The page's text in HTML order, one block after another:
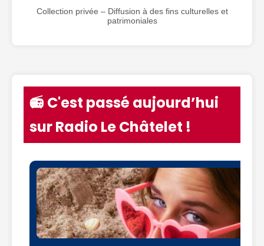
Collection privée – Diffusion à des fins culturelles et
patrimoniales
📻 C'est passé aujourd’hui
sur Radio Le Châtelet !